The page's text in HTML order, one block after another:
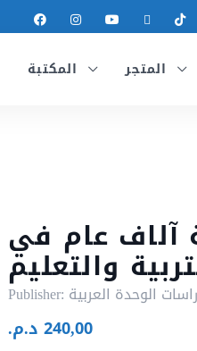
آلاف عام في
والتعليم
Publisher: الوحدة العربية
240,00 د.م.